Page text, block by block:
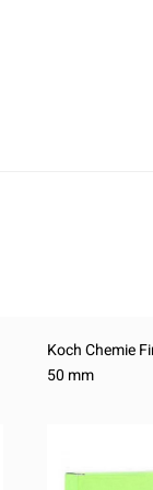
Koch Chemie
50 mm